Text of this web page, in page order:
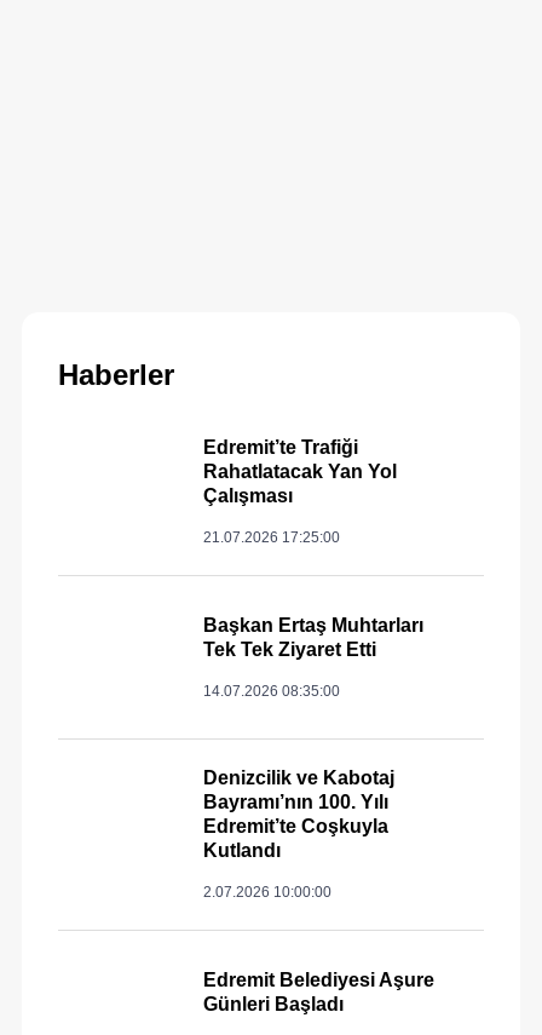
Haberler
Edremit’te Trafiği
Rahatlatacak Yan Yol
Çalışması
21.07.2026 17:25:00
Başkan Ertaş Muhtarları
Tek Tek Ziyaret Etti
14.07.2026 08:35:00
Denizcilik ve Kabotaj
Bayramı’nın 100. Yılı
Edremit’te Coşkuyla
Kutlandı
2.07.2026 10:00:00
Edremit Belediyesi Aşure
Günleri Başladı